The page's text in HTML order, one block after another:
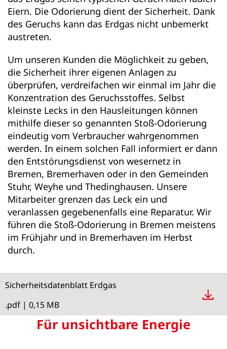
Eiern. Die Odorierung dient der Sicherheit. Dank
des Geruchs kann das Erdgas nicht unbemerkt
austreten.
Um unseren Kunden die Möglichkeit zu geben,
die Sicherheit ihrer eigenen Anlagen zu
überprüfen, verdreifachen wir einmal im Jahr die
Konzentration des Geruchsstoffes. Selbst
kleinste Lecks in den Hausleitungen können
mithilfe dieser so genannten Stoß-Odorierung
eindeutig vom Verbraucher wahrgenommen
werden. In einem solchen Fall informiert er dann
den Entstörungsdienst von wesernetz in
Bremen, Bremerhaven oder in den Gemeinden
Stuhr, Weyhe und Thedinghausen. Unsere
Mitarbeiter grenzen das Leck ein und
veranlassen gegebenenfalls eine Reparatur. Wir
führen die Stoß-Odorierung in Bremen meistens
im Frühjahr und in Bremerhaven im Herbst
durch.
Sicherheitsdatenblatt Erdgas
.pdf | 0,15 MB
Für unsichtbare Energie